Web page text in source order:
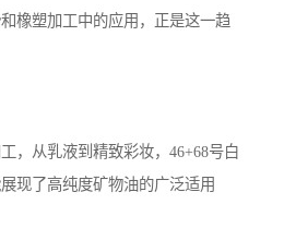
橡塑加工中的应用，正是这一趋
，从乳液到精致彩妆，46+68号白
现了高纯度矿物油的广泛适用